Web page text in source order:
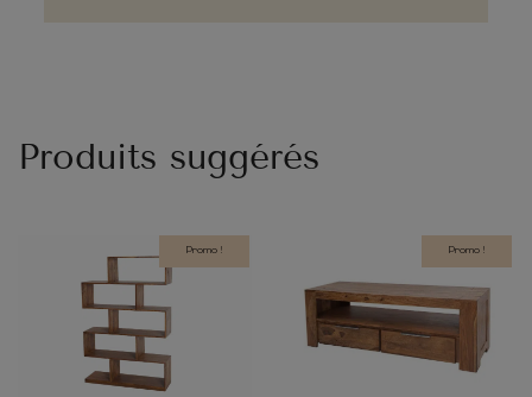
Produits suggérés
Promo ! Promo !